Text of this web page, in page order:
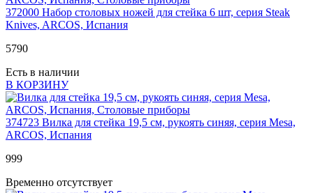
372000 Набор столовых ножей для стейка 6 шт, серия Steak
Knives, ARCOS, Испания
5790
Есть в наличии
В КОРЗИНУ
374723 Вилка для стейка 19,5 см, рукоять синяя, серия Mesa,
ARCOS, Испания
999
Временно отсутствует